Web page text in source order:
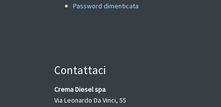
Password dimenticata
Contattaci
Crema Diesel spa
Via Leonardo Da Vinci, 55